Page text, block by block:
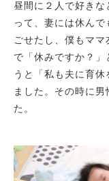
昼間に２人で好き
って、妻には休ん
ごせたし、僕もマ
で「休みですか？
うと「私も夫に育
ました。その時に
た。